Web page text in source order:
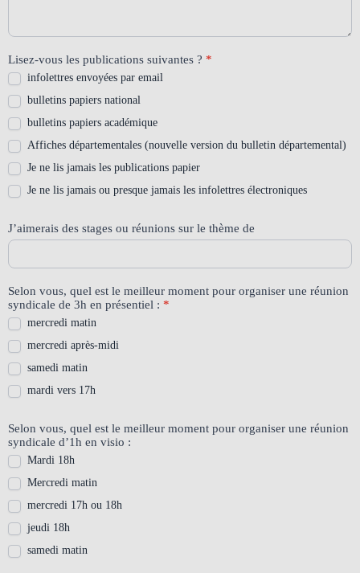
Lisez-vous les publications suivantes ? *
infolettres envoyées par email
bulletins papiers national
bulletins papiers académique
Affiches départementales (nouvelle version du bulletin départemental)
Je ne lis jamais les publications papier
Je ne lis jamais ou presque jamais les infolettres électroniques
J’aimerais des stages ou réunions sur le thème de
Selon vous, quel est le meilleur moment pour organiser une réunion
syndicale de 3h en présentiel : *
mercredi matin
mercredi après-midi
samedi matin
mardi vers 17h
Selon vous, quel est le meilleur moment pour organiser une réunion
syndicale d’1h en visio :
Mardi 18h
Mercredi matin
mercredi 17h ou 18h
jeudi 18h
samedi matin